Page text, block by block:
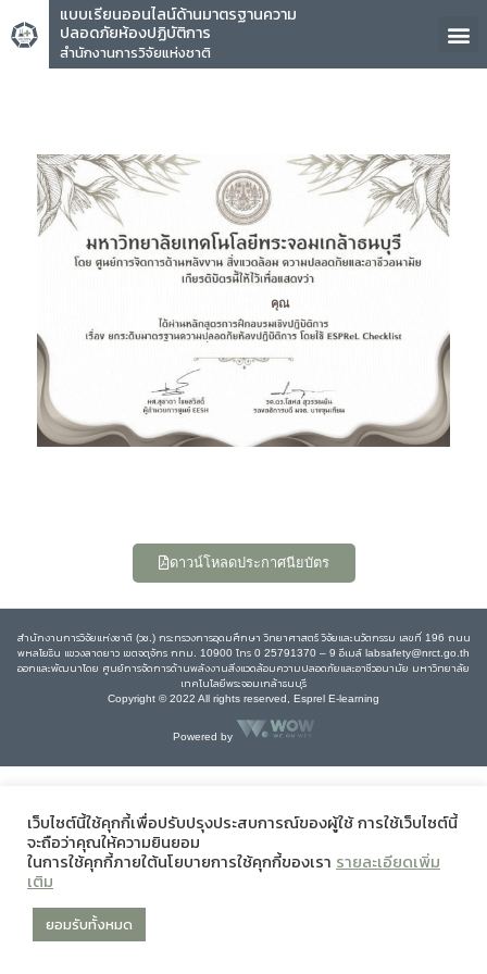
แบบเรียนออนไลน์ด้านมาตรฐานความ
ปลอดภัยห้องปฏิบัติการ
สำนักงานการวิจัยแห่งชาติ
คุณ
ดาวน์โหลดประกาศนียบัตร
สำนักงานการวิจัยแห่งชาติ (วช.) กระทรวงการอุดมศึกษา วิทยาศาสตร์ วิจัยและนวัตกรรม เลขที่ 196 ถนน
พหลโยธิน แขวงลาดยาว เขตจตุจักร กทม. 10900 โทร 0 25791370 – 9 อีเมล์ labsafety@nrct.go.th
ออกและพัฒนาโดย ศูนย์การจัดการด้านพลังงานสิ่งแวดล้อมความปลอดภัยและอาชีวอนามัย มหาวิทยาลัย
เทคโนโลยีพระจอมเกล้าธนบุรี
Copyright © 2022 All rights reserved, Esprel E-learning
Powered by
เว็บไซต์นี้ใช้คุกกี้เพื่อปรับปรุงประสบการณ์ของผู้ใช้ การใช้เว็บไซต์นี้
จะถือว่าคุณให้ความยินยอม
ในการใช้คุกกี้ภายใต้นโยบายการใช้คุกกี้ของเรา รายละเอียดเพิ่ม
เติม
ยอมรับทั้งหมด